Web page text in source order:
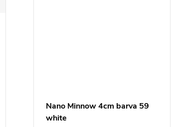
Nano Minnow 4cm barva 59
white